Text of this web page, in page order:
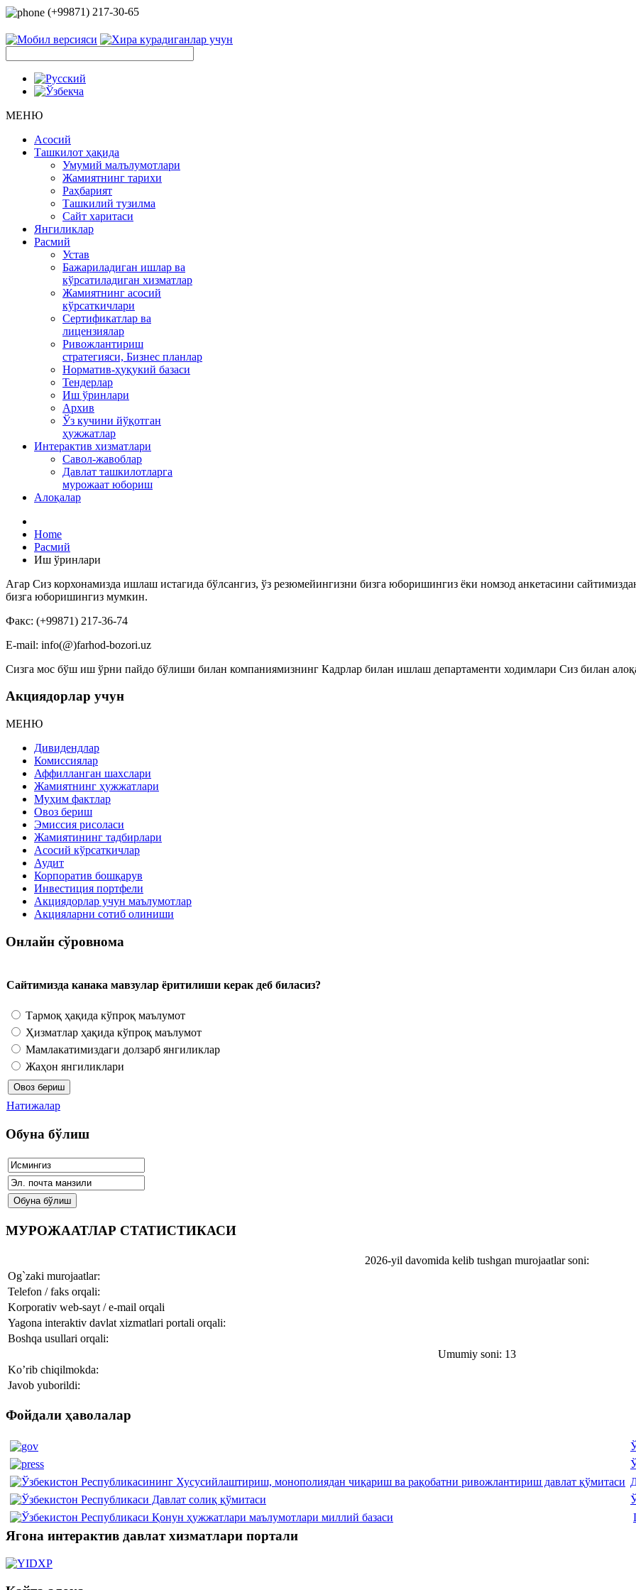
(+99871) 217-30-65
МЕНЮ
Асосий
Ташкилот ҳақида
Умумий малълумотлари
Жамиятнинг тарихи
Раҳбарият
Ташкилий тузилма
Сайт харитаси
Янгиликлар
Расмий
Устав
Бажариладиган ишлар ва
кўрсатиладиган хизматлар
Жамиятнинг асосий
кўрсаткичлари
Сертификатлар ва
лицензиялар
Ривожлантириш
стратегияси, Бизнес планлар
Норматив-ҳуқукий базаси
Тендерлар
Иш ўринлари
Архив
Ўз кучини йўқотган
ҳужжатлар
Интерактив хизматлари
Савол-жавоблар
Давлат ташкилотларга
мурожаат юбориш
Алоқалар
Home
Расмий
Иш ўринлари
Агар Сиз корхонамизда ишлаш истагида бўлсангиз, ўз резюмейингизни бизга юборишингиз ёки номзод анкетасини
бизга юборишингиз мумкин.
Факс: (+99871) 217-36-74
E-mail: info(@)farhod-bozori.uz
Сизга мос бўш иш ўрни пайдо бўлиши билан компаниямизнинг Кадрлар билан ишлаш департаменти ходимлари Сиз билан
Акциядорлар учун
МЕНЮ
Дивидендлар
Комиссиялар
Аффилланган шахслари
Жамиятнинг ҳужжатлари
Муҳим фактлар
Овоз бериш
Эмиссия рисоласи
Жамиятининг тадбирлари
Асосий кўрсаткичлар
Аудит
Корпоратив бошқарув
Инвестиция портфели
Акциядорлар учун маълумотлар
Акцияларни сотиб олиниши
Онлайн сўровнома
Сайтимизда канака мавзулар ёритилиши керак деб биласиз?
Тармоқ ҳақида кўпроқ маълумот
Ҳизматлар ҳақида кўпроқ маълумот
Мамлакатимиздаги долзарб янгиликлар
Жаҳон янгиликлари
Натижалар
Обуна бўлиш
МУРОЖААТЛАР СТАТИСТИКАСИ
2026-yil davomida kelib tushgan murojaatlar soni:
Og`zaki murojaatlar:
Telefon / faks orqali:
Korporativ web-sayt / e-mail orqali
Yagona interaktiv davlat xizmatlari portali orqali:
Boshqa usullari orqali:
Umumiy soni: 13
Ko’rib chiqilmokda:
Javob yuborildi:
Фойдали ҳаволалар
Ягона интерактив давлат хизматлари портали